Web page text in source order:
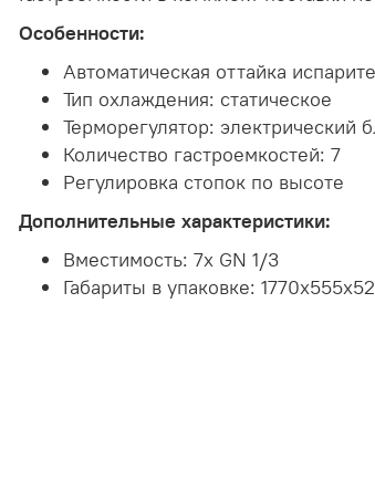
Особенности:
Автоматическая оттайка
Тип охлаждения: статическое
Терморегулятор: электрический
Количество гастроемкостей: 7
Регулировка стопок по высоте
Дополнительные характеристики:
Вместимость: 7х GN 1/3
Габариты в упаковке: